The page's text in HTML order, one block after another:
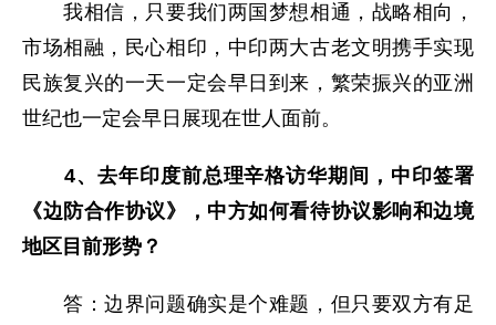
我相信，只要我们两国梦想相通，战略相向，
市场相融，民心相印，中印两大古老文明携手实现
民族复兴的一天一定会早日到来，繁荣振兴的亚洲
世纪也一定会早日展现在世人面前。
4、去年印度前总理辛格访华期间，中印签署
《边防合作协议》，中方如何看待协议影响和边境
地区目前形势？
答：边界问题确实是个难题，但只要双方有足